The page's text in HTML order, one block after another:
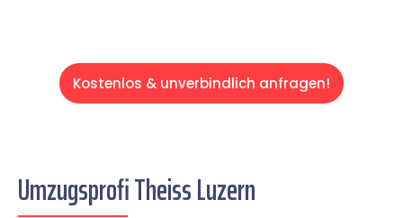
Kostenlos & unverbindlich anfragen!
Umzugsprofi Theiss Luzern